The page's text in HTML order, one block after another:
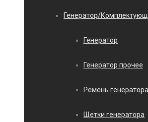
Генератор/
Генератор
Генератор прочее
Ремень генератора
Щетки генератора